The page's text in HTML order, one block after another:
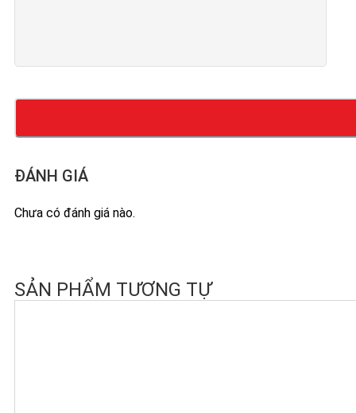
ĐÁNH GIÁ
Chưa có đánh giá nào.
SẢN PHẨM TƯƠNG TỰ